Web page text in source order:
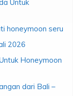
Untuk
honeymoon seru
2026
Honeymoon
dari Bali –